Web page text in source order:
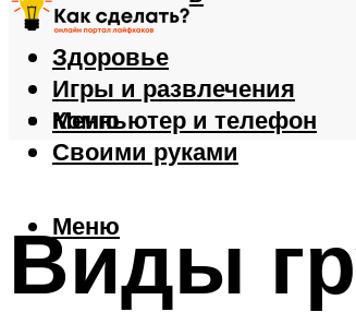
Еда
Здоровье
Игры и развлечения
Компьютер и телефон
Своими руками
Меню
Меню
Виды